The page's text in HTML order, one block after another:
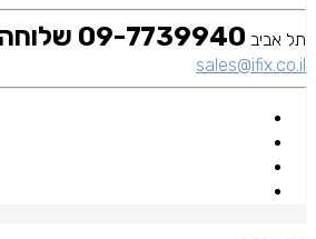
תל אביב 09-7739940 שלוחה 4
sales@ifix.co.il